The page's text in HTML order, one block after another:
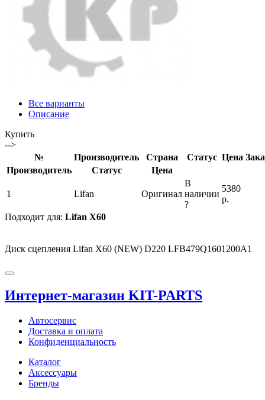
Все варианты
Описание
Купить
-->
№
Производитель Страна Статус Цена
Производитель
Статус Цена
1 Lifan Оригинал
В
наличии
?
5380
р.
Подходит для: Lifan X60
Диск сцепления Lifan X60 (NEW) D220 LFB479Q1601200A1
Интернет-магазин KIT-PARTS
Автосервис
Доставка и оплата
Конфиденциальность
Каталог
Аксессуары
Бренды